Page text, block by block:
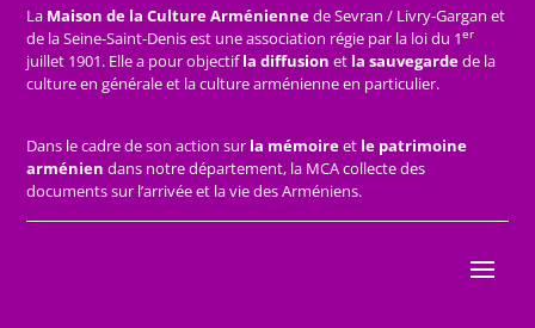
La Maison de la Culture Arméniennede Sevran / Livry-Gargan et
de la Seine-Saint-Denis est une association régie par la loi du 1er
juillet 1901. Elle a pour objectifla diffusion et la sauvegardede la
culture en générale et la culture arménienne en particulier.
Dans le cadre de son action sur la mémoireet le patrimoine
arménien dans notre département, la MCA collecte des
documents sur l’arrivée et la vie des Arméniens.